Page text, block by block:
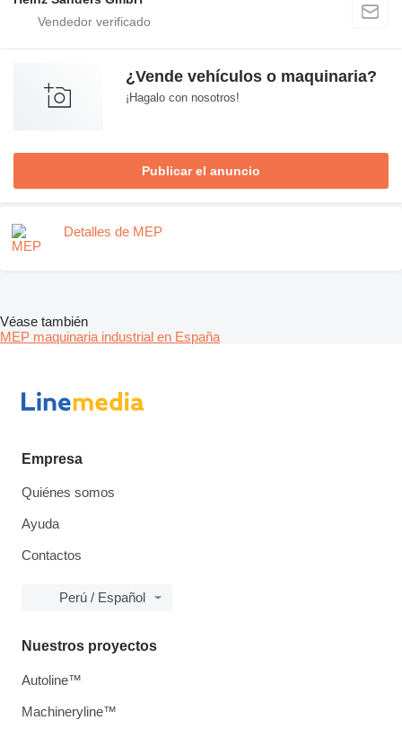
¿Vende vehículos o maquinaria?
¡Hagalo con nosotros!
Publicar el anuncio
Detalles de MEP
Véase también
MEP maquinaria industrial en España
Empresa
Quiénes somos
Ayuda
Contactos
Perú / Español
Nuestros proyectos
Autoline™
Machineryline™